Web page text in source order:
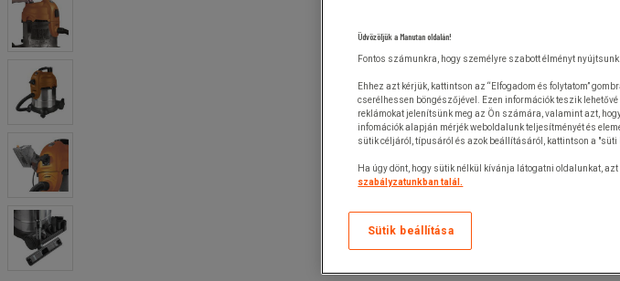
Üdvözöljük a Manutan oldalán!
Fontos számunkra, hogy személyre szabott élményt nyújtsunk
Ehhez azt kérjük, kattintson az “Elfogadom és folytatom”
cserélhessen böngészőjével. Ezen információk teszik
reklámokat jelenítsünk meg az Ön számára, valamint azt,
infomációk alapján mérjék weboldalunk teljesítményét és
sütik céljáról, típusáról és azok beállításáról, kattintson a "süti
Ha úgy dönt, hogy sütik nélkül kívánja látogatni oldalunkat,
szabályzatunkban talál.
Sütik beállítása